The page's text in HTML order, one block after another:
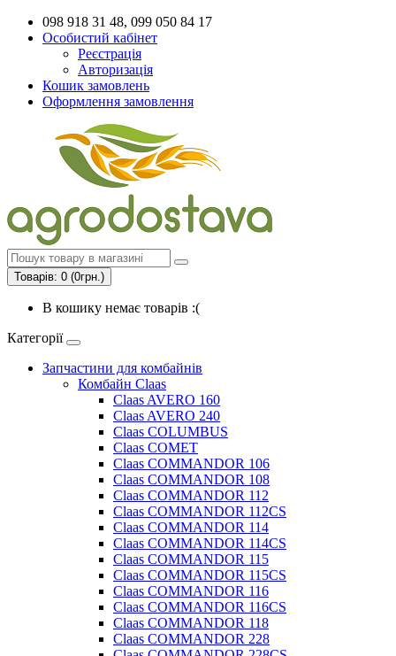
098 918 31 48, 099 050 84 17
Особистий кабінет
Реєстрація
Авторизація
Кошик замовлень
Оформлення замовлення
Товарів: 0 (0грн.)
В кошику немає товарів :(
Категорії
Запчастини для комбайнів
Комбайн Claas
Claas AVERO 160
Claas AVERO 240
Claas COLUMBUS
Claas COMET
Claas COMMANDOR 106
Claas COMMANDOR 108
Claas COMMANDOR 112
Claas COMMANDOR 112CS
Claas COMMANDOR 114
Claas COMMANDOR 114CS
Claas COMMANDOR 115
Claas COMMANDOR 115CS
Claas COMMANDOR 116
Claas COMMANDOR 116CS
Claas COMMANDOR 118
Claas COMMANDOR 228